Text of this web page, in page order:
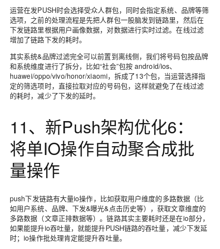
运营在发PUSH时会选择受众人群包，同时会指定系统、品牌等筛
选项，之前的处理流程是先把人群包一股脑发到链路里，然后在
下发链路里根据用户画像数据，对数据进行实时过滤。在线过滤
增加了链路下发的耗时。
其实系统&品牌过滤完全可以前置到离线侧，我们将号码包按品牌
和系统维度进行了拆分，比如“社会”包按 android/ios、
huawei/oppo/vivo/honor/xiaomi，拆成了13个包，当运营选择指
定的筛选项时，直接拉取对应的号码包，这样就避免了在线过滤
的耗时，减少了下发的延时。
11、新Push架构优化6：
将单IO操作自动聚合成批
量操作
push下发链路有大量io操作，比如获取用户维度的多路数据（比
如用户系统、品牌、下发&曝光&点击历史等），获取文章维度的
多路数据（文章正排数据等）。链路其实主要耗时还是在io部分，
如果能提升io吞吐量，就能提升PUSH链路的吞吐量，减少下发延
时；io操作批处理肯定能提升吞吐量。